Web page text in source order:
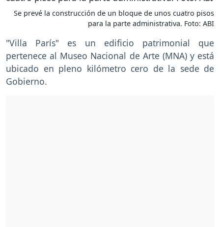
Se prevé la construcción de un bloque de unos cuatro pisos
para la parte administrativa. Foto: ABI
"Villa París" es un edificio patrimonial que
pertenece al Museo Nacional de Arte (MNA) y está
ubicado en pleno kilómetro cero de la sede de
Gobierno.